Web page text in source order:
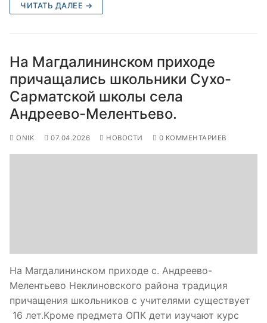
ЧИТАТЬ ДАЛЕЕ →
На Магдалининском приходе
причащались школьники Сухо-
Сарматской школы села
Андреево-Мелентьево.
ONIK 07.04.2026 НОВОСТИ 0 КОММЕНТАРИЕВ
На Магдалининском приходе с. Андреево-
Мелентьево Неклиновского района традиция
причащения школьников с учителями существует
16 лет.Кроме предмета ОПК дети изучают курс